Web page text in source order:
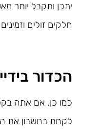
יתכן ותקבל יותר
חלקים זולים
הכדור
כמו כן, אם אתה
לקחת בחשבון את